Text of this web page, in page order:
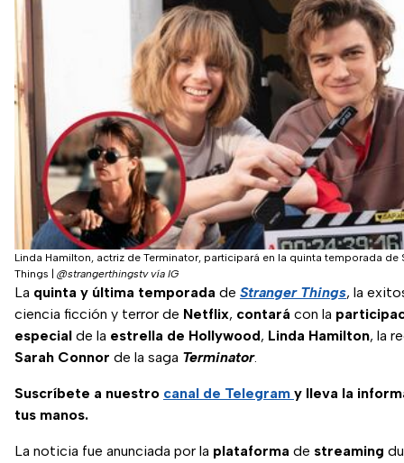
Linda Hamilton, actriz de Terminator, participará en la quinta temporada de
Things
@strangerthingstv vía IG
La quinta y última temporada de Stranger Things, la
ciencia ficción y terror de Netflix, contará con la
especial de la estrella de Hollywood, Linda Hamilton, la
Sarah Connor de la saga Terminator.
Suscríbete a nuestro canal de Telegram y lleva la
tus manos.
La noticia fue anunciada por la plataforma de streaming